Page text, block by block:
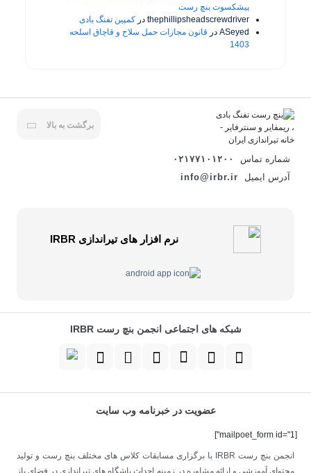
پیشکسوت بنچ رست
thephillipsheadscrewdriverدر کمپین تفنگ بادی
ASeyedدر قانون مجازات حمل سلاح و قاچاق اسلحه
1403
برگشت به بالا
شماره تماس
۰۲۱۷۷۱۰۱۲۰۰
آدرس ایمیل
info@irbr.ir
نرم افزار های تیراندازی IRBR
شبکه های اجتماعی انجمن بنچ رست IRBR
عضویت در خبرنامه وب سایت
[mailpoet_form id="1"]
انجمن بنچ رست IRBR با برگزاری مسابقات کلاس های مختلف بنچ رست و تولید
محتوای آموزشی و ارائه مشاوره در زمینه احداث باشگاه های تیراندازی در فضای باز